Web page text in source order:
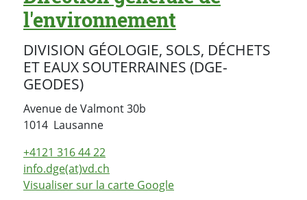
l'environnement
DIVISION GÉOLOGIE, SOLS, DÉCHETS
ET EAUX SOUTERRAINES (DGE-
GEODES)
Avenue de Valmont 30b
1014 LausanneSuisse
+4121 316 44 22
info.dge(at)vd.ch
Visualiser sur la carte Google